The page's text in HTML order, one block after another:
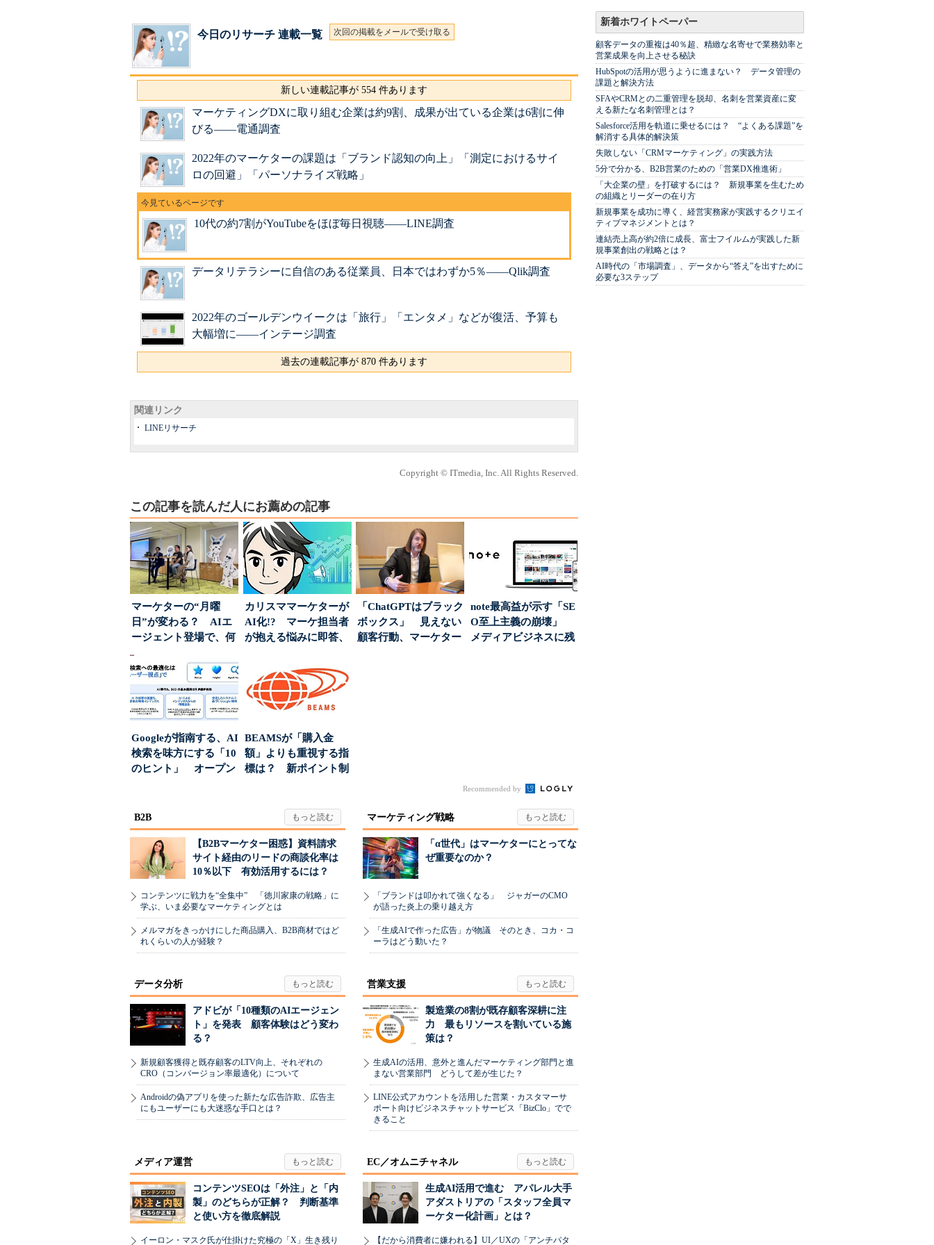
今日のリサーチ 連載一覧 次回の掲載をメールで受け取る
新しい連載記事が 554 件あります
マーケティングDXに取り組む企業は約9割、成果が出ている企業は6割に伸
びる――電通調査
2022年のマーケターの課題は「ブランド認知の向上」「測定におけるサイ
ロの回避」「パーソナライズ戦略」
10代の約7割がYouTubeをほぼ毎日視聴――LINE調査
データリテラシーに自信のある従業員、日本ではわずか5％――Qlik調査
2022年のゴールデンウイークは「旅行」「エンタメ」などが復活、予算も
大幅増に――インテージ調査
過去の連載記事が 870 件あります
関連リンク
LINEリサーチ
Copyright © ITmedia, Inc. All Rights Reserved.
この記事を読んだ人にお薦めの記事
マーケターの“月曜
日”が変わる？ AIエ
ージェント登場で、何
が起きるか
カリスママーケターが
AI化!? マーケ担当者
が抱える悩みに即答、
「ChatGPTはブラック
ボックス」 見えない
顧客行動、マーケター
note最高益が示す「SE
O至上主義の崩壊」
メディアビジネスに残
Googleが指南する、AI
検索を味方にする「10
のヒント」 オープン
BEAMSが「購入金
額」よりも重視する指
標は？ 新ポイント制
Recommended by
B2B
【B2Bマーケター困惑】資料請求
サイト経由のリードの商談化率は
10％以下 有効活用するには？
コンテンツに戦力を“全集中” 「徳川家康の戦略」に
学ぶ、いま必要なマーケティングとは
メルマガをきっかけにした商品購入、B2B商材ではど
れくらいの人が経験？
マーケティング戦略
「α世代」はマーケターにとってな
ぜ重要なのか？
「ブランドは叩かれて強くなる」 ジャガーのCMO
が語った炎上の乗り越え方
「生成AIで作った広告」が物議 そのとき、コカ・コ
ーラはどう動いた？
データ分析
アドビが「10種類のAIエージェン
ト」を発表 顧客体験はどう変わ
る？
新規顧客獲得と既存顧客のLTV向上、それぞれの
CRO（コンバージョン率最適化）について
Androidの偽アプリを使った新たな広告詐欺、広告主
にもユーザーにも大迷惑な手口とは？
営業支援
製造業の8割が既存顧客深耕に注
力 最もリソースを割いている施
策は？
生成AIの活用、意外と進んだマーケティング部門と進
まない営業部門 どうして差が生じた？
LINE公式アカウントを活用した営業・カスタマーサ
ポート向けビジネスチャットサービス「BizClo」でで
きること
メディア運営
コンテンツSEOは「外注」と「内
製」のどちらが正解？ 判断基準
と使い方を徹底解説
イーロン・マスク氏が仕掛けた究極の「X」生き残り
EC／オムニチャネル
生成AI活用で進む アパレル大手
アダストリアの「スタッフ全員マ
ーケター化計画」とは？
【だから消費者に嫌われる】UI／UXの「アンチパタ
新着ホワイトペーパー
顧客データの重複は40％超、精緻な名寄せで業務効率と
営業成果を向上させる秘訣
HubSpotの活用が思うように進まない？ データ管理の
課題と解決方法
SFAやCRMとの二重管理を脱却、名刺を営業資産に変
える新たな名刺管理とは？
Salesforce活用を軌道に乗せるには？ “よくある課題”を
解消する具体的解決策
失敗しない「CRMマーケティング」の実践方法
5分で分かる、B2B営業のための「営業DX推進術」
「大企業の壁」を打破するには？ 新規事業を生むため
の組織とリーダーの在り方
新規事業を成功に導く、経営実務家が実践するクリエイ
ティブマネジメントとは？
連結売上高が約2倍に成長、富士フイルムが実践した新
規事業創出の戦略とは？
AI時代の「市場調査」、データから“答え”を出すために
必要な3ステップ